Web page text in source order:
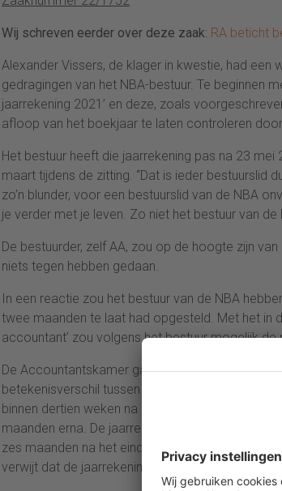
Wij schreven eerder over deze zaak: RA beticht
Alexander Vissers, de klager in kwestie, had een
gedragingen van het NBA-bestuur. Te beginnen
jaarrekening 2021’ en deze, zoals
afloop van het boekjaar te laten controleren
Het bestuur heeft die jaarrekening pas na 23
maart tijdens de zitting. “Dat is ieder bestuurslid
zo’n blunder, voor een bestuurslid van de NBA
je verder met je leven. Zo niet het bestuur van de
De bestuurder, zelf AA, zou op de hoogte zijn
niets tegen hebben gedaan.
In een reactie zou het bestuur van de NBA
twee maanden te laat had opgesteld. Met het in
accountant’ zou volgens het bestuur mogelijk
De Accountantskamer gaat daarin mee.
betekenisverschil tussen de begrippen verslag
binnen dertien weken na afloop van het boekjaar
maanden erna. De jaarrekening is uiteindelijk
zes maanden na het einde van het boekjaar
verwijt dat de jaarrekening te laat is opgesteld niet